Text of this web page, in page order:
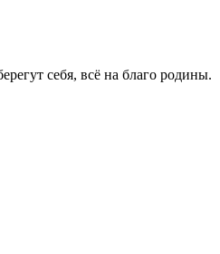
себя, всё на благо родины.